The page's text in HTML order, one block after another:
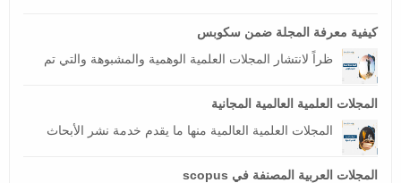
كيفية معرفة المجلة ضمن سكوبس
ظراً لانتشار المجلات العلمية الوهمية والمشبوهة والتي تم
المجلات العلمية العالمية المجانية
المجلات العلمية العالمية منها ما يقدم خدمة نشر الأبحاث
المجلات العربية المصنفة في scopus